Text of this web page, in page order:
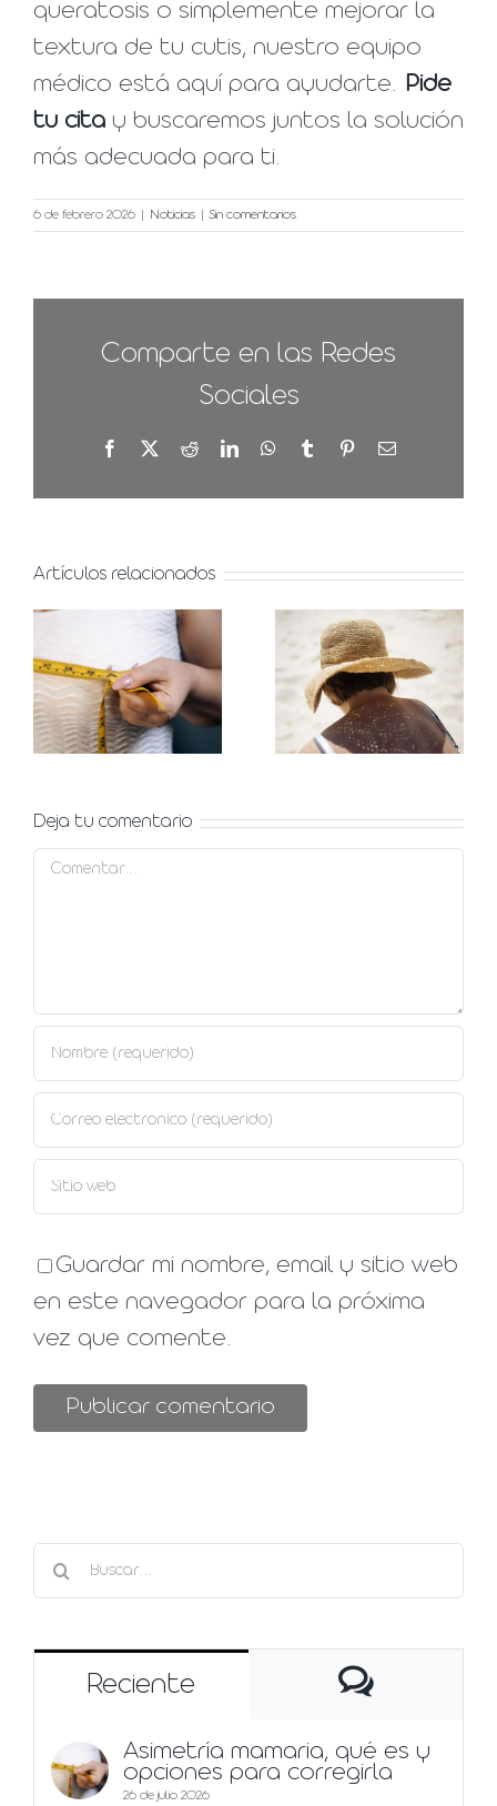
queratosis o simplemente mejorar la
textura de tu cutis, nuestro equipo
médico está aquí para ayudarte. Pide
tu cita y buscaremos juntos la solución
más adecuada para ti.
6 de febrero 2026 Noticias Sin comentarios
Comparte en las Redes
Sociales
Facebook RedditLinkedInWhatsApp
Tumblr PinterestCorreo
Artículos relacionados
solares en
verano,
prevención
tratamiento
mamaria,
qué es y
opciones
Deja tu comentario
Comentar
Guardar mi nombre, email y sitio web
en este navegador para la próxima
vez que comente.
Buscar:
Reciente
Asimetría mamaria, qué es y
opciones para corregirla
26 de julio 2026